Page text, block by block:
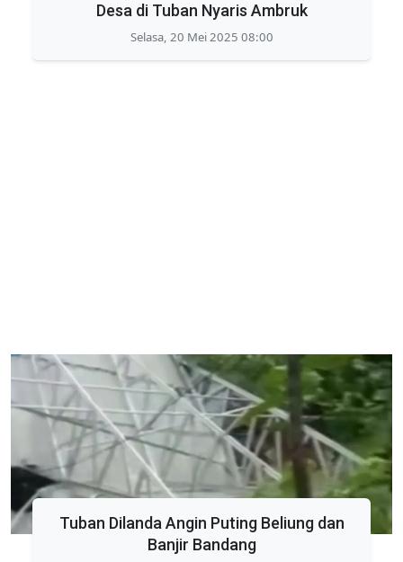
Desa di Tuban Nyaris Ambruk
Selasa, 20 Mei 2025 08:00
Tuban Dilanda Angin Puting Beliung dan
Banjir Bandang